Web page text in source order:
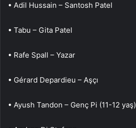
• Adil Hussain – Santosh Patel
• Tabu – Gita Patel
• Rafe Spall – Yazar
• Gérard Depardieu – Aşçı
• Ayush Tandon – Genç Pi (11-12 yaş)